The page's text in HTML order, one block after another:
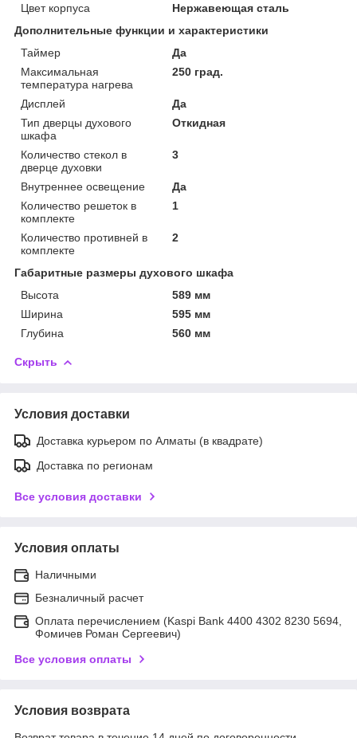
Цвет корпуса
Нержавеющая сталь
Дополнительные функции и характеристики
Таймер
Да
Максимальная
температура нагрева
250 град.
Дисплей
Да
Тип дверцы духового
шкафа
Откидная
Количество стекол в
дверце духовки
3
Внутреннее освещение
Да
Количество решеток в
комплекте
1
Количество противней в
комплекте
2
Габаритные размеры духового шкафа
Высота
589 мм
Ширина
595 мм
Глубина
560 мм
Скрыть
Условия доставки
Доставка курьером по Алматы (в квадрате)
Доставка по регионам
Все условия доставки
Условия оплаты
Наличными
Безналичный расчет
Оплата перечислением (Kaspi Bank 4400 4302 8230 5694,
Фомичев Роман Сергеевич)
Все условия оплаты
Условия возврата